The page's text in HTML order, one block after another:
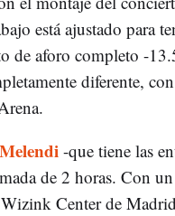
está ajustado para
de aforo completo -
diferente,
Melendi -que tiene las
de 2 horas. Con
Wizink Center de